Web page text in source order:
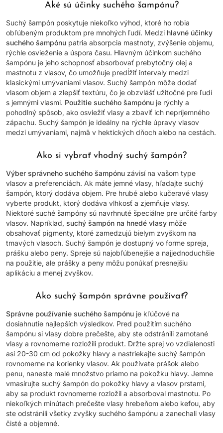
Aké sú účinky suchého šampónu?
Suchý šampón poskytuje niekoľko výhod, ktoré ho robia
obľúbeným produktom pre mnohých ľudí. Medzi hlavné účinky
suchého šampónu patria absorpcia mastnoty, zvýšenie objemu,
rýchle osvieženie a úspora času. Hlavným účinkom suchého
šampónu je jeho schopnosť absorbovať prebytočný olej a
mastnotu z vlasov, čo umožňuje predĺžiť intervaly medzi
klasickými umývaniami vlasov. Suchý šampón môže dodať
vlasom objem a zlepšiť textúru, čo je obzvlášť užitočné pre ľudí
s jemnými vlasmi. Použitie suchého šampónu je rýchly a
pohodlný spôsob, ako osviežiť vlasy a zbaviť ich nepríjemného
zápachu. Suchý šampón je ideálny na rýchle úpravy vlasov
medzi umývaniami, najmä v hektických dňoch alebo na cestách.
Ako si vybrať vhodný suchý šampón?
Výber správneho suchého šampónu závisí na vašom type
vlasov a preferenciách. Ak máte jemné vlasy, hľadajte suchý
šampón, ktorý dodáva objem. Pre hrubé alebo kučeravé vlasy
vyberte produkt, ktorý dodáva vlhkosť a zjemňuje vlasy.
Niektoré suché šampóny sú navrhnuté špeciálne pre určité farby
vlasov. Napríklad, suchý šampón na hnedé vlasy môže
obsahovať pigmenty, ktoré zamedzujú bielym zvyškom na
tmavých vlasoch. Suchý šampón je dostupný vo forme spreja,
prášku alebo peny. Spreje sú najobľúbenejšie a najjednoduchšie
na použitie, ale prášky a peny môžu ponúkať presnejšiu
aplikáciu a menej zvyškov.
Ako suchý šampón správne používať?
Správne používanie suchého šampónu je kľúčové na
dosiahnutie najlepších výsledkov. Pred použitím suchého
šampónu si vlasy dobre prečešte, aby ste odstránili zamotané
vlasy a rovnomerne rozložili produkt. Držte sprej vo vzdialenosti
asi 20-30 cm od pokožky hlavy a nastriekajte suchý šampón
rovnomerne na korienky vlasov. Ak používate prášok alebo
penu, naneste malé množstvo priamo na pokožku hlavy. Jemne
vmasírujte suchý šampón do pokožky hlavy a vlasov prstami,
aby sa produkt rovnomerne rozložil a absorboval mastnotu. Po
niekoľkých minútach prečešte vlasy hrebeňom alebo kefou, aby
ste odstránili všetky zvyšky suchého šampónu a zanechali vlasy
čisté a objemné.